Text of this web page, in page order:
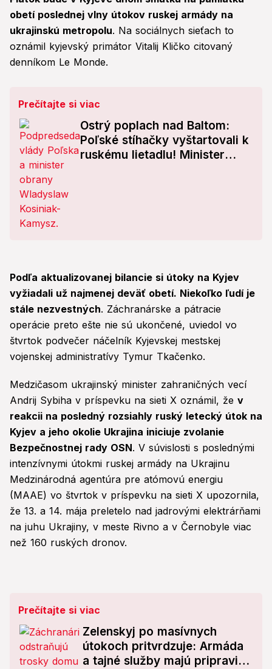
obetí poslednej vlny útokov ruskej armády na
ukrajinskú metropolu. Na sociálnych sieťach to
oznámil kyjevský primátor Vitalij Kličko citovaný
denníkom Le Monde.
Prečítajte si viac
Ostrý poplach nad Baltom:
Poľské stíhačky vyštartovali k
ruskému lietadlu! Minister
Podľa aktualizovanej bilancie si útoky na Kyjev
vyžiadali už najmenej deväť obetí. Niekoľko ľudí je
stále nezvestných. Záchranárske a pátracie
operácie preto ešte nie sú ukončené, uviedol vo
štvrtok podvečer náčelník Kyjevskej mestskej
vojenskej administratívy Tymur Tkačenko.
Medzičasom ukrajinský minister zahraničných vecí
Andrij Sybiha v príspevku na sieti X oznámil, že v
reakcii na posledný rozsiahly ruský letecký útok na
Kyjev a jeho okolie Ukrajina iniciuje zvolanie
Bezpečnostnej rady OSN. V súvislosti s poslednými
intenzívnymi útokmi ruskej armády na Ukrajinu
Medzinárodná agentúra pre atómovú energiu
(MAAE) vo štvrtok v príspevku na sieti X upozornila,
že 13. a 14. mája preletelo nad jadrovými elektrárňami
na juhu Ukrajiny, v meste Rivno a v Černobyle viac
než 160 ruských dronov.
Prečítajte si viac
Zelenskyj po masívnych
útokoch pritvrdzuje: Armáda
a tajné služby majú pripraviť